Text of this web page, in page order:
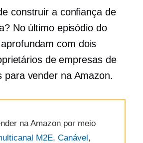
construir a confiança de
No último episódio do
com dois
de empresas de
para vender na Amazon.
na Amazon por meio
M2E, Canável,